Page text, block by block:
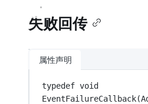
失败回传
属性声明
typedef void
EventFailureCallback(